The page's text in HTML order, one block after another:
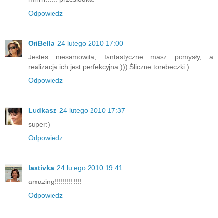
Odpowiedz
OriBella 24 lutego 2010 17:00
Jesteś niesamowita, fantastyczne masz pomysły, a
realizacja ich jest perfekcyjna:))) Śliczne torebeczki:)
Odpowiedz
Ludkasz 24 lutego 2010 17:37
super:)
Odpowiedz
lastivka 24 lutego 2010 19:41
amazing!!!!!!!!!!!!!!
Odpowiedz